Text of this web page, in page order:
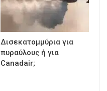
Δισεκατομμύρια για
πυραύλους ή για
Canadair;